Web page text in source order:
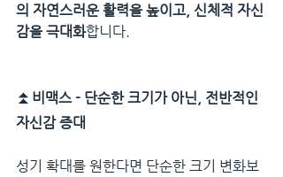
의 자연스러운 활력을 높이고, 신체적 자신
감을 극대화합니다.
⏫ 비맥스 - 단순한 크기가 아닌, 전반적인
자신감 증대
성기 확대를 원한다면 단순한 크기 변화보